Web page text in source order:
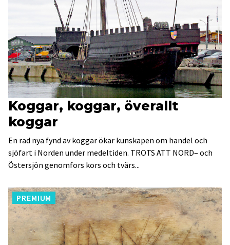
Koggar, koggar, överallt
koggar
En rad nya fynd av koggar ökar kunskapen om handel och
sjöfart i Norden under medeltiden. TROTS ATT NORD– och
Östersjön genomfors kors och tvärs...
PREMIUM